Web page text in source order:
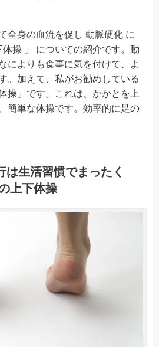
全身の血流を促し 動脈硬化 に
操 」 についての紹介です。動
によりも食事に気を付けて、よ
。加えて、私がお勧めしている
操」です。これは、かかとを上
簡単な体操です。効率的に足の
は生活習慣でまったく
上下体操